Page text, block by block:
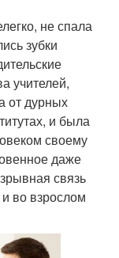
не спала
зубки
учителей,
от дурных
и была
своему
даже
связь
во взрослом